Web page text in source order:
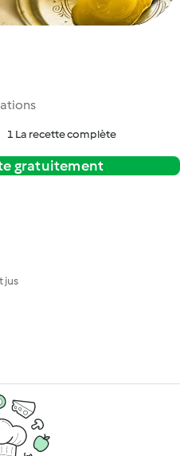
1 La recette complète
gratuitement
jus